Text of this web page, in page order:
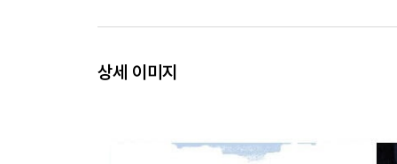
상세 이미지